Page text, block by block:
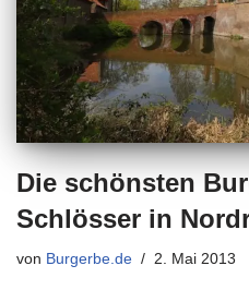
Die schönsten
Schlösser in
von Burgerbe.de 2. Mai 2013